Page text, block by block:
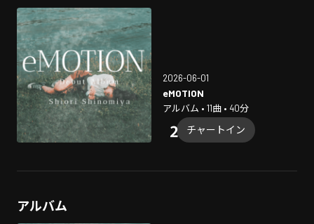
2026-06-01
eMOTION
アルバム • 11曲 • 40分
チャートイン
アルバム